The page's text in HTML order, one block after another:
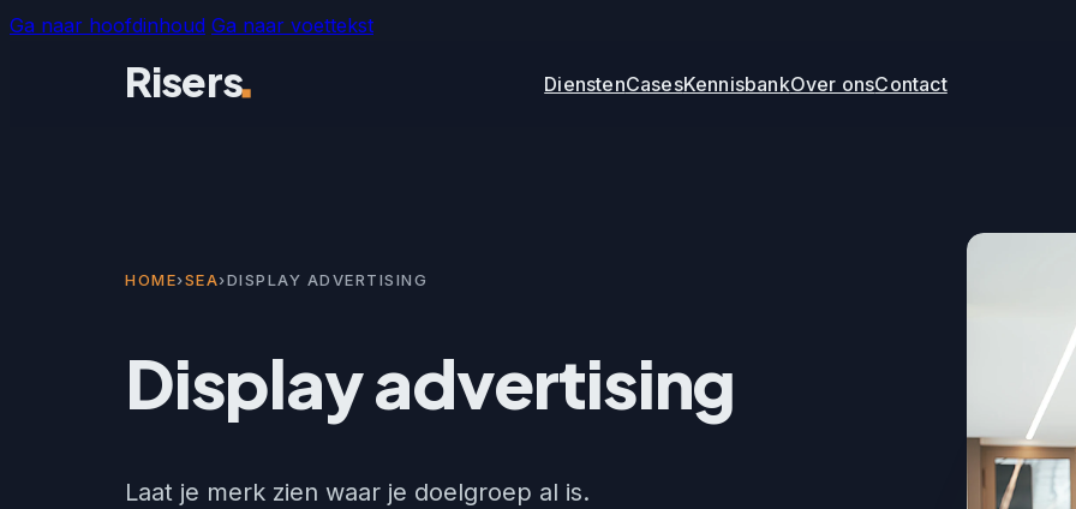
Ga naar hoofdinhoud Ga naar voettekst
Risers DienstenCasesKennisbankOver onsContact
HOME SEA DISPLAY ADVERTISING
Displayadvertising
Laat je merk zien waar je doelgroep al is.